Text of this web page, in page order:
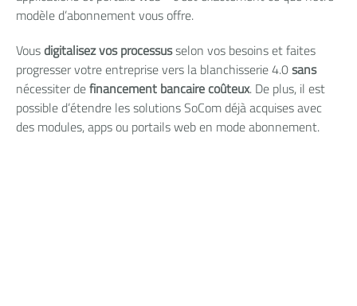
modèle d’abonnement vous offre.
Vousdigitalisez vos processusselon vos besoins et faites
progresser votre entreprise vers la blanchisserie 4.0sans
nécessiter definancement bancaire coûteux. De plus, il est
possible d’étendre les solutions SoCom déjà acquises avec
des modules, apps ou portails web en mode abonnement.